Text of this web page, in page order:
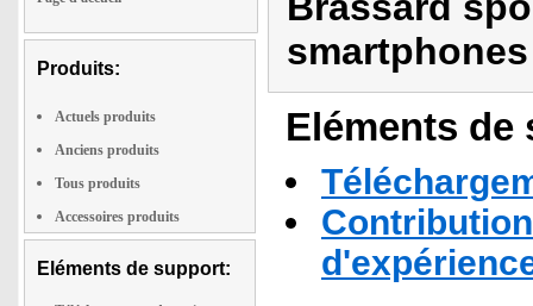
Produits:
Actuels produits
Anciens produits
Tous produits
Accessoires produits
Eléments de support:
Eléments